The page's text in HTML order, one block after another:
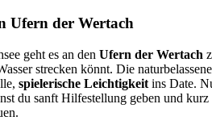
Ufern der Wertach
geht es an den Ufern der Wertach
strecken könnt. Die
spielerische Leichtigkeit ins Date.
du sanft Hilfestellung geben und